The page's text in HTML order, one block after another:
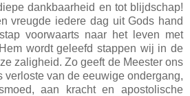
dankbaarheid en tot blijdschap!
vreugde iedere dag uit Gods hand
voorwaarts naar het leven met
wordt geleefd stappen wij in de
zaligheid. Zo geeft de Meester ons
verloste van de eeuwige ondergang,
aan kracht en apostolische